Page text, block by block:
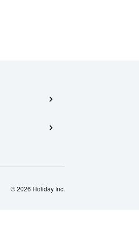
© 2026 Holiday Inc.